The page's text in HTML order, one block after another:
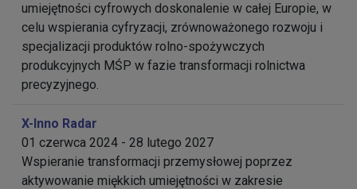
umiejętności cyfrowych doskonalenie w całej Europie, w
celu wspierania cyfryzacji, zrównoważonego rozwoju i
specjalizacji produktów rolno-spożywczych
produkcyjnych MŚP w fazie transformacji rolnictwa
precyzyjnego.
X-Inno Radar
01 czerwca 2024 - 28 lutego 2027
Wspieranie transformacji przemysłowej poprzez
aktywowanie miękkich umiejętności w zakresie